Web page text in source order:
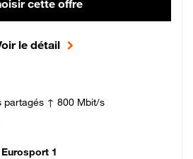
cette offre
le détail
partagés ↑ 800 Mbit/s
Eurosport 1